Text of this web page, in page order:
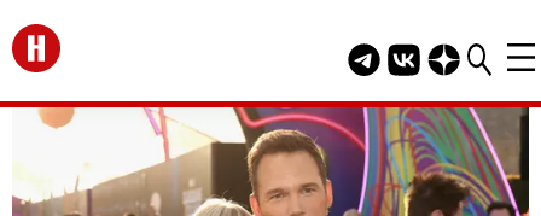
Перейти на главную
Telegram канал
Группа HELLO
Канал